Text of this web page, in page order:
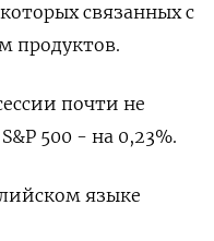
связанных c
продуктов.
почти не
500 - на 0,23%.
языке